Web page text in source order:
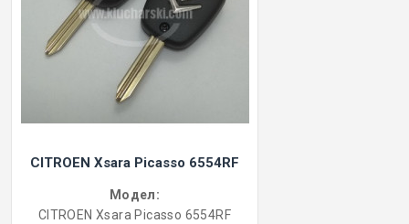
ИМОБИЛАЙЗЕРИ
CITROEN Xsara Picasso 6554RF
Модел:
CITROEN Xsara Picasso 6554RF